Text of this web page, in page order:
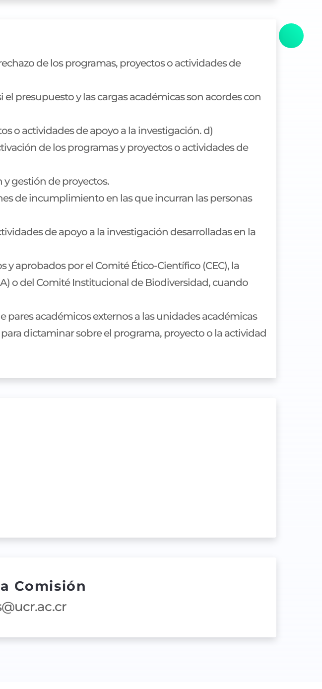
de los programas, proyectos o actividades de
presupuesto y las cargas académicas son acordes con
o actividades de apoyo a la investigación. d)
de los programas y proyectos o actividades de
y gestión de proyectos.
de incumplimiento en las que incurran las personas
de apoyo a la investigación desarrolladas en la
aprobados por el Comité Ético-Científico (CEC), la
o del Comité Institucional de Biodiversidad, cuando
pares académicos externos a las unidades académicas
dictaminar sobre el programa, proyecto o la actividad
Comisión